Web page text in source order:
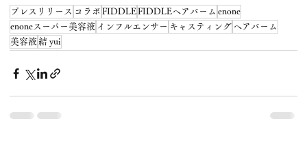
プレスリリース コラボ FIDDLE FIDDLEヘアバーム enone
enoneスーパー美容液 インフルエンサー キャスティング ヘアバーム
美容液 結 yui